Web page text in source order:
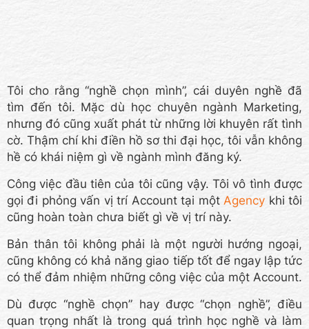
Tôi cho rằng “nghề chọn mình”, cái duyên nghề đã
tìm đến tôi. Mặc dù học chuyên ngành Marketing,
nhưng đó cũng xuất phát từ những lời khuyên rất tình
cờ. Thậm chí khi điền hồ sơ thi đại học, tôi vẫn không
hề có khái niệm gì về ngành mình đăng ký.
Công việc đầu tiên của tôi cũng vậy. Tôi vô tình được
gọi đi phỏng vấn vị trí Account tại một Agency khi tôi
cũng hoàn toàn chưa biết gì về vị trí này.
Bản thân tôi không phải là một người hướng ngoại,
cũng không có khả năng giao tiếp tốt để ngay lập tức
có thể đảm nhiệm những công việc của một Account.
Dù được “nghề chọn” hay được “chọn nghề”, điều
quan trọng nhất là trong quá trình học nghề và làm